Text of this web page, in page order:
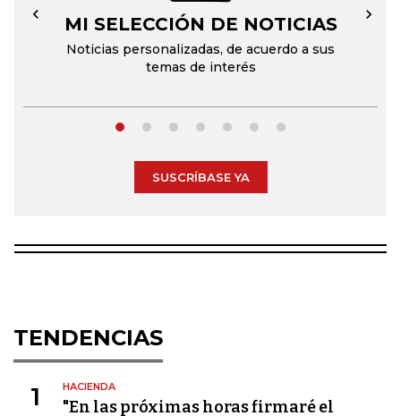
MI SELECCIÓN DE NOTICIAS
Noticias personalizadas, de acuerdo a sus
temas de interés
← →
SUSCRÍBASE YA
TENDENCIAS
1 HACIENDA
"En las próximas horas firmaré el